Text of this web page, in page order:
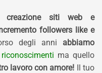
creazione siti web e
followers like e
degli anni abbiamo
ma quello
lavoro con amore! Il tuo